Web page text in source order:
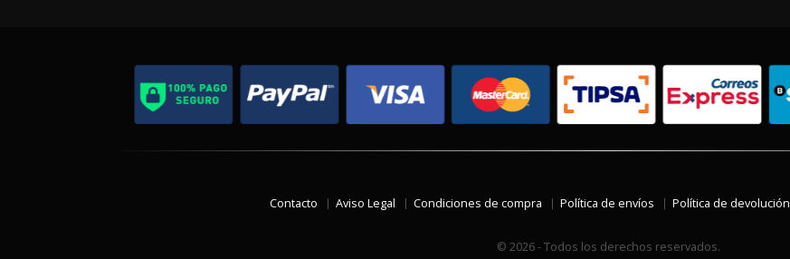
Contacto Aviso Legal Condiciones de compra Política de envíos Política de devolución
© 2026 - Todos los derechos reservados.